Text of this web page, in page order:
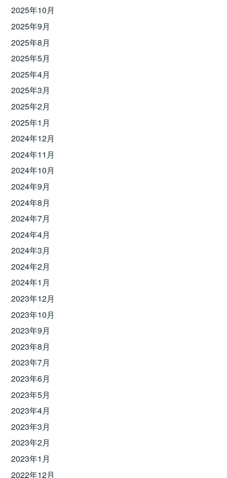
2025年10月
2025年9月
2025年8月
2025年5月
2025年4月
2025年3月
2025年2月
2025年1月
2024年12月
2024年11月
2024年10月
2024年9月
2024年8月
2024年7月
2024年4月
2024年3月
2024年2月
2024年1月
2023年12月
2023年10月
2023年9月
2023年8月
2023年7月
2023年6月
2023年5月
2023年4月
2023年3月
2023年2月
2023年1月
2022年12月